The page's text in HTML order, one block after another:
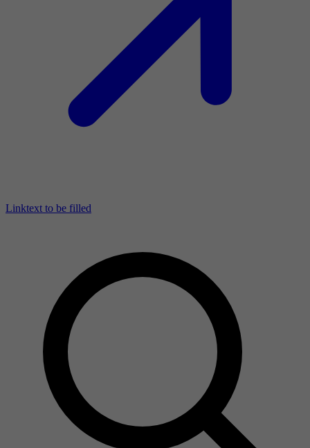
Linktext to be filled